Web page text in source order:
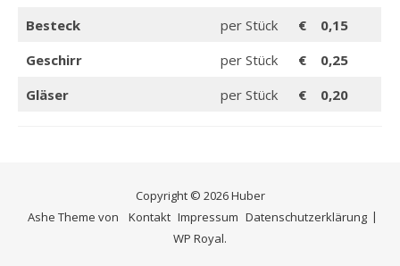
Besteck
per Stück €
0,15
Geschirr
per Stück €
0,25
Gläser
per Stück € 0,20
Copyright © 2026 Huber
Kontakt Impressum Datenschutzerklärung
Ashe Theme von
WP Royal.